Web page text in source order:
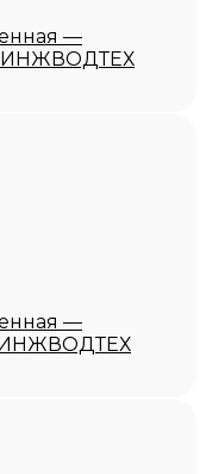
—
ИНЖВОДТЕХ
—
ИНЖВОДТЕХ